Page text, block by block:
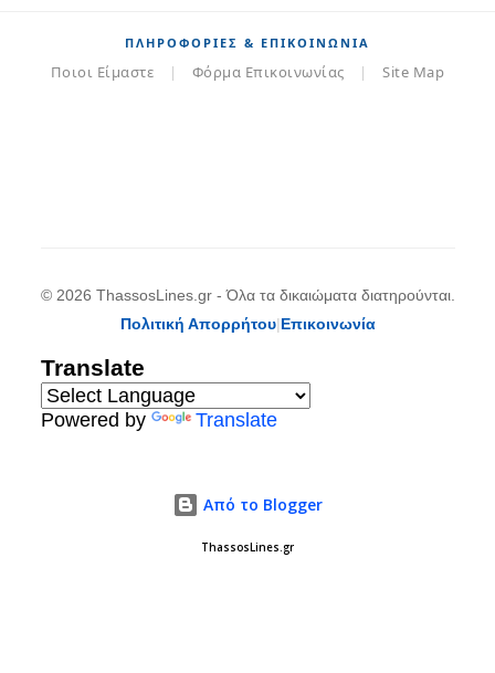
ΠΛΗΡΟΦΟΡΊΕΣ & ΕΠΙΚΟΙΝΩΝΊΑ
Ποιοι Είμαστε | Φόρμα Επικοινωνίας | Site Map
© 2026 ThassosLines.gr - Όλα τα δικαιώματα διατηρούνται.
Πολιτική Απορρήτου|Επικοινωνία
Translate
Powered by Translate
Από το Blogger
ThassosLines.gr